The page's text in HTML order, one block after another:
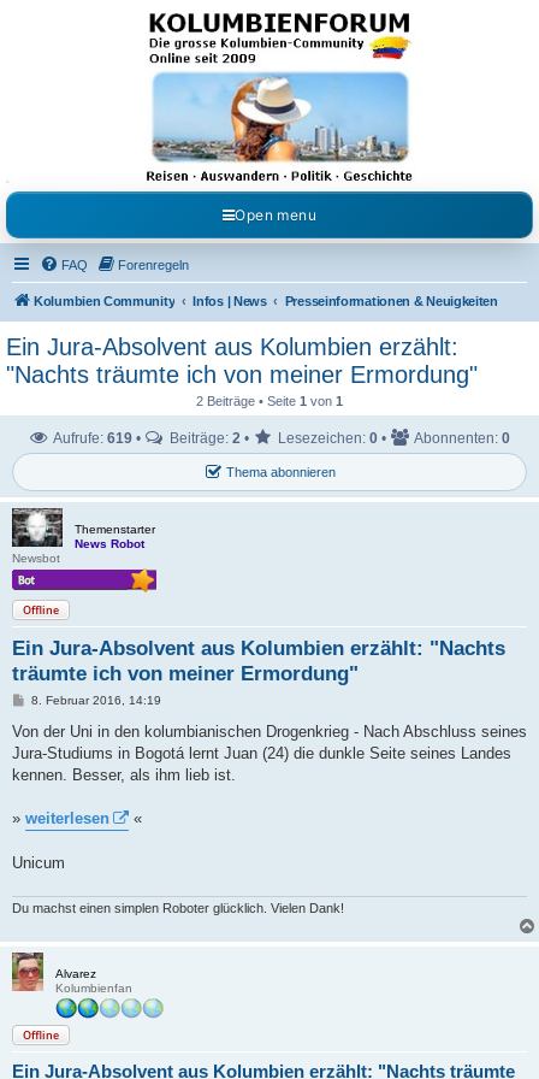
Kolumbienforum - Das
grosse Forum der
Freunde Kolumbiens
Reisen, Auswandern, Kultur, Politik, Geschichte und Visum in Kolumbien und Venezuela.
Austausch, Erfahrungen und Gemeinschaft im Kolumbienforum
Open menu
FAQ Forenregeln
Kolumbien Community Infos | News Presseinformationen & Neuigkeiten
Ein Jura-Absolvent aus Kolumbien erzählt:
"Nachts träumte ich von meiner Ermordung"
2 Beiträge • Seite 1 von 1
Thema abonnieren
Aufrufe: 619 • Beiträge: 2 • Lesezeichen: 0 • Abonnenten: 0
Themenstarter
News Robot
Newsbot
Offline
Ein Jura-Absolvent aus Kolumbien erzählt: "Nachts
träumte ich von meiner Ermordung"
B
i
r
a
8. Februar 2016, 14:19
Von der Uni in den kolumbianischen Drogenkrieg - Nach Abschluss seines
Jura-Studiums in Bogotá lernt Juan (24) die dunkle Seite seines Landes
kennen. Besser, als ihm lieb ist.
» weiterlesen «
Unicum
Du machst einen simplen Roboter glücklich. Vielen Dank!
Alvarez
Kolumbienfan
Offline
Ein Jura-Absolvent aus Kolumbien erzählt: "Nachts träumte